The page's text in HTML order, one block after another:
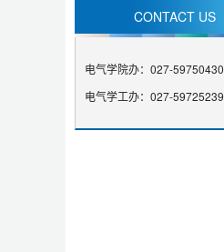
CONTACT US
电气学院办：027-59750430
电气学工办：027-59725239